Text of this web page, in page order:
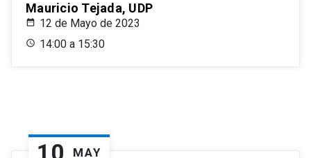
Mauricio Tejada, UDP
12 de Mayo de 2023
14:00 a 15:30
MAY